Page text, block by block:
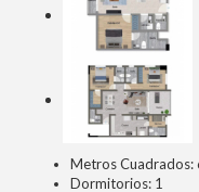
Metros Cuadrados:
Dormitorios: 1